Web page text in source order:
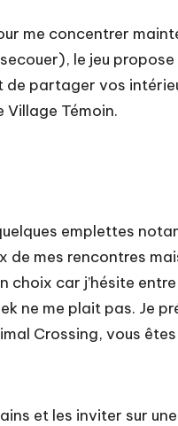
me concentrer
le jeu
de partager vos
Témoin.
emplettes
mes rencontres
car j’hésite
ne me plait pas. Je
Crossing, vous
et les inviter sur